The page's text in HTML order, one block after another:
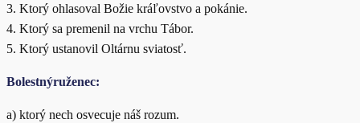
3. Ktorý ohlasoval Božie kráľovstvo a pokánie.
4. Ktorý sa premenil na vrchu Tábor.
5. Ktorý ustanovil Oltárnu sviatosť.
Bolestnýruženec:
a) ktorý nech osvecuje náš rozum.